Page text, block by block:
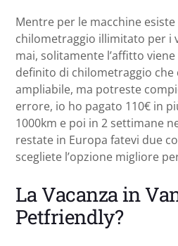
Mentre per le macchine esiste
chilometraggio illimitato per i
mai, solitamente l’affitto
definito di chilometraggio che
ampliabile, ma potreste
errore, io ho pagato 110€ in
1000km e poi in 2 settimane
restate in Europa fatevi due
scegliete l’opzione migliore
La Vacanza in
Petfriendly?